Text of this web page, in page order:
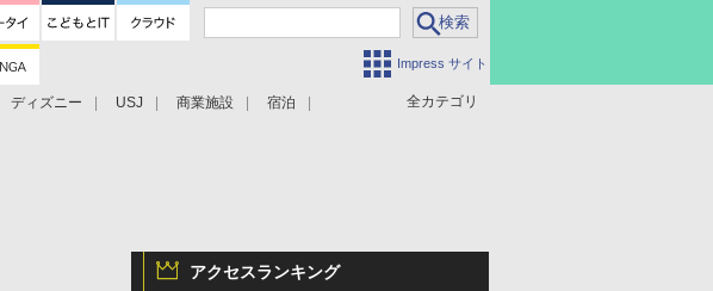
Impress サイト
全カテゴリ
ディズニー USJ 商業施設 宿泊
アクセスランキング